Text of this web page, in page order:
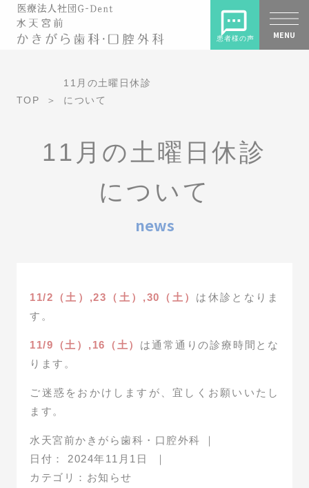
TOP
11月の土曜日休診
について
11月の土曜日休診
について
news
11/2（土）,23（土）,30（土） は休診となりま
す。
11/9（土）,16（土） は通常通りの診療時間とな
ります。
ご迷惑をおかけしますが、宜しくお願いいたし
ます。
水天宮前かきがら歯科・口腔外科
｜
日付： 2024年11月1日
｜
カテゴリ： お知らせ
MENU
患者様の声